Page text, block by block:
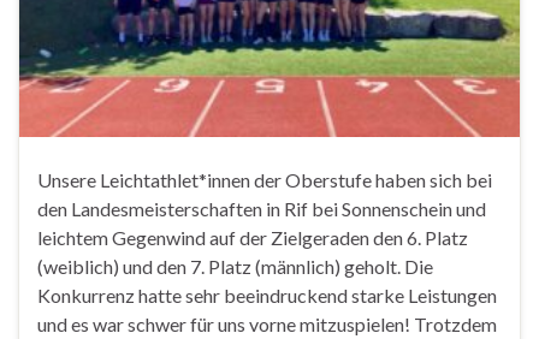
Unsere Leichtathlet*innen der Oberstufe haben sich bei
den Landesmeisterschaften in Rif bei Sonnenschein und
leichtem Gegenwind auf der Zielgeraden den 6. Platz
(weiblich) und den 7. Platz (männlich) geholt. Die
Konkurrenz hatte sehr beeindruckend starke Leistungen
und es war schwer für uns vorne mitzuspielen! Trotzdem